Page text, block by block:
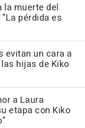
la muerte del
pérdida es
evitan un cara a
hijas de Kiko
a Laura
etapa con Kiko